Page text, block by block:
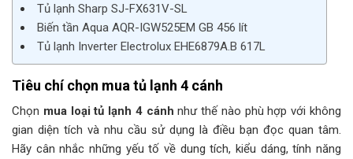
Tủ lạnh Sharp SJ-FX631V-SL
Biến tần Aqua AQR-IGW525EM GB 456 lít
Tủ lạnh Inverter Electrolux EHE6879A.B 617L
Tiêu chí chọn mua tủ lạnh 4 cánh
Chọn mua loại tủ lạnh 4 cánh như thế nào phù hợp với không
gian diện tích và nhu cầu sử dụng là điều bạn đọc quan tâm.
Hãy cân nhắc những yếu tố về dung tích, kiểu dáng, tính năng